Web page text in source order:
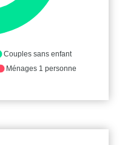
Couples sans enfant
Ménages 1 personne